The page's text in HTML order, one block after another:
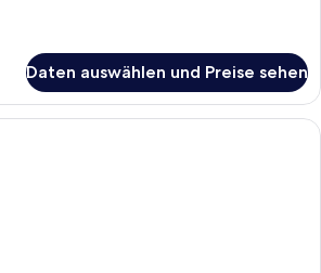
Daten auswählen und Preise sehen
Ein modernes Wohnzimmer mit